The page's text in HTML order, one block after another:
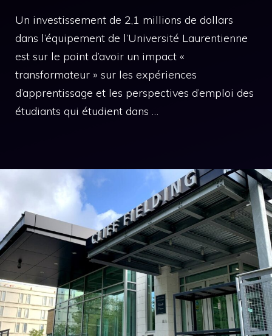
Un investissement de 2,1 millions de dollars
dans l’équipement de l’Université Laurentienne
est sur le point d’avoir un impact «
transformateur » sur les expériences
d’apprentissage et les perspectives d’emploi des
étudiants qui étudient dans …